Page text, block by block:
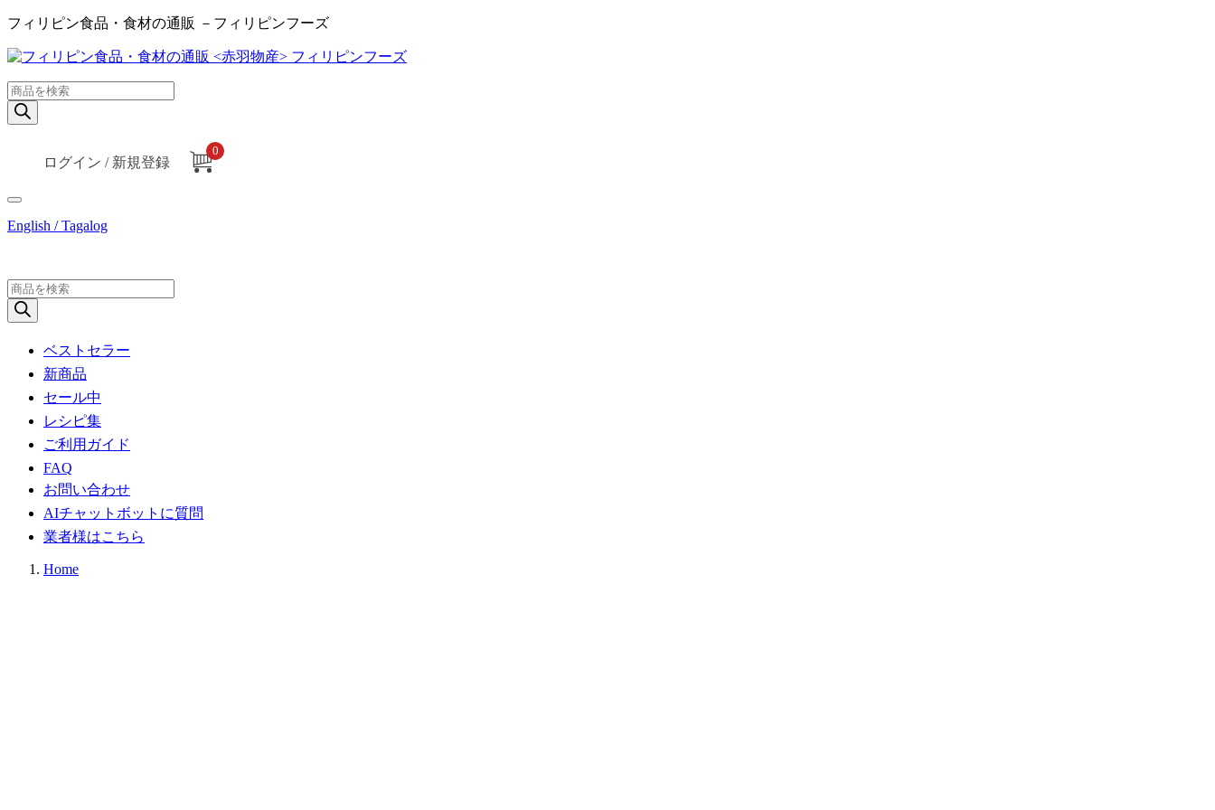
フィリピン食品・食材の通販 －フィリピンフーズ
商
品
検
ログイン / 新規登録
0
English / Tagalog
商
品
検
ベストセラー
新商品
セール中
レシピ集
ご利用ガイド
FAQ
お問い合わせ
AIチャットボットに質問
業者様はこちら
Home